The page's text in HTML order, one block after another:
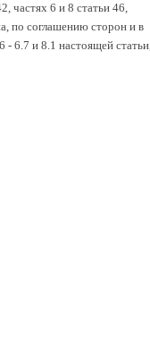
частях 6 и 8 статьи 46,
по соглашению сторон и в
6.7 и 8.1 настоящей статьи,